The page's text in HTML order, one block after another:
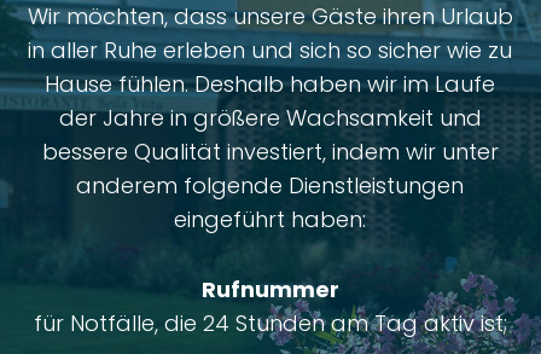
Wir möchten, dass unsere Gäste ihren Urlaub
in aller Ruhe erleben und sich so sicher wie zu
Hause fühlen. Deshalb haben wir im Laufe
der Jahre in größere Wachsamkeit und
bessere Qualität investiert, indem wir unter
anderem folgende Dienstleistungen
eingeführt haben:
Rufnummer
für Notfälle, die 24 Stunden am Tag aktiv ist;